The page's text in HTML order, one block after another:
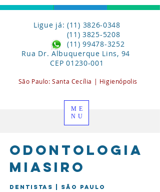
Odontologia
miasiro
Dentistas | São Paulo
Ligue já: (11) 3826-0348
(11) 3825-5208
(11) 99478-3252
Rua Dr. Albuquerque Lins, 94
CEP01230-001
São Paulo:Santa Cecília | Higienópolis
ME
NU